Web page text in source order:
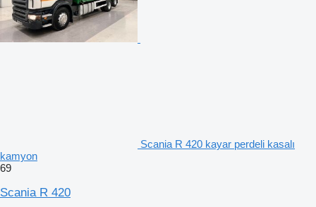
Scania R 420 kayar perdeli kasalı
kamyon
69
Scania R 420